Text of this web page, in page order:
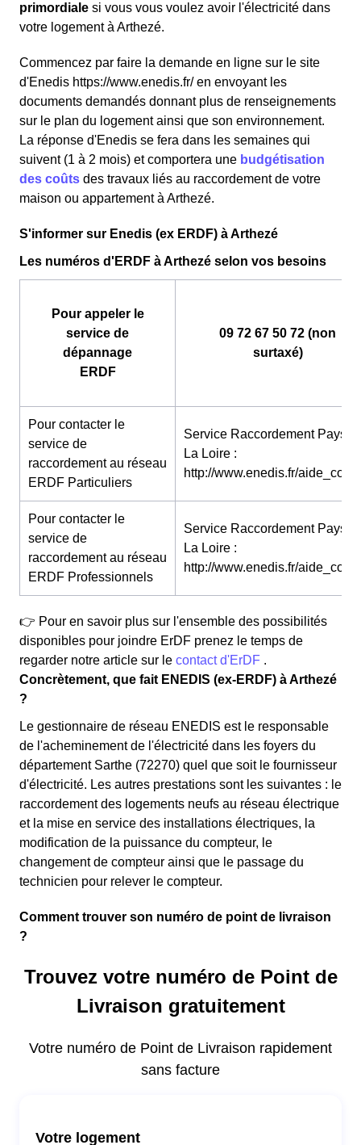
primordiale si vous vous voulez avoir l'électricité dans
votre logement à Arthezé.
Commencez par faire la demande en ligne sur le site
d'Enedis https://www.enedis.fr/ en envoyant les
documents demandés donnant plus de renseignements
sur le plan du logement ainsi que son environnement.
La réponse d'Enedis se fera dans les semaines qui
suivent (1 à 2 mois) et comportera une budgétisation
des coûts des travaux liés au raccordement de votre
maison ou appartement à Arthezé.
S'informer sur Enedis (ex ERDF) à Arthezé
Les numéros d'ERDF à Arthezé selon vos besoins
Pour appeler le
service de
dépannage
ERDF
09 72 67 50 72 (non
surtaxé)
Pour contacter le
service de
raccordement au réseau
ERDF Particuliers
Service Raccordement Pays
La Loire :
http://www.enedis.fr/
Pour contacter le
service de
raccordement au réseau
ERDF Professionnels
Service Raccordement Pays
La Loire :
http://www.enedis.fr/
👉 Pour en savoir plus sur l'ensemble des possibilités
disponibles pour joindre ErDF prenez le temps de
regarder notre article sur le contact d'ErDF .
Concrètement, que fait ENEDIS (ex-ERDF) à Arthezé
?
Le gestionnaire de réseau ENEDIS est le responsable
de l'acheminement de l'électricité dans les foyers du
département Sarthe (72270) quel que soit le fournisseur
d'électricité. Les autres prestations sont les suivantes : le
raccordement des logements neufs au réseau électrique
et la mise en service des installations électriques, la
modification de la puissance du compteur, le
changement de compteur ainsi que le passage du
technicien pour relever le compteur.
Comment trouver son numéro de point de livraison
?